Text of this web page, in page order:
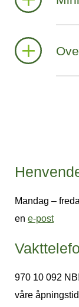
Mandag –
en e-post
970 10 092
våre